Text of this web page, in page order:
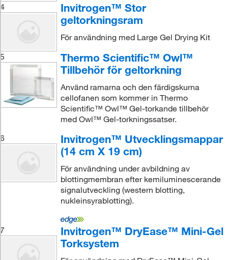
4
Invitrogen™ Stor
geltorkningsram
För användning med Large Gel Drying Kit
5
Thermo Scientific™ Owl™
Tillbehör för geltorkning
Använd ramarna och den färdigskurna
cellofanen som kommer in Thermo
Scientific™ Owl™ Gel-torkande tillbehör
med Owl™ Gel-torkningssatser.
6
Invitrogen™ Utvecklingsmappar
(14 cm X 19 cm)
För användning under avbildning av
blottingmembran efter kemiluminescerande
signalutveckling (western blotting,
nukleinsyrablotting).
7
Invitrogen™ DryEase™ Mini-Gel
Torksystem